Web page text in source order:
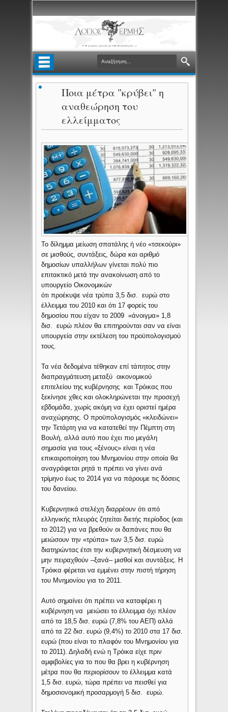
Ποια μέτρα "κρύβει" η
αναθεώρηση του
ελλείμματος
Το δίλημμα μείωση σπατάλης ή νέο «τσεκούρι»
σε μισθούς, συντάξεις, δώρα και αριθμό
δημοσίων υπαλλήλων γίνεται πολύ πιο
επιτακτικό μετά την ανακοίνωση από το
υπουργείο Οικονομικών
ότι προέκυψε νέα τρύπα 3,5 δισ. ευρώ στο
έλλειμμα του 2010 και ότι 17 φορείς του
δημοσίου που είχαν το 2009 «άνοιγμα» 1,8
δισ. ευρώ πλέον θα επιτηρούνται σαν να είναι
υπουργεία στην εκτέλεση του προϋπολογισμού
τους.
Τα νέα δεδομένα τέθηκαν επί τάπητος στην
διαπραγμάτευση μεταξύ οικονομικού
επιτελείου της κυβέρνησης και Τρόικας που
ξεκίνησε χθες και ολοκληρώνεται την προσεχή
εβδομάδα, χωρίς ακόμη να έχει οριστεί ημέρα
αναχώρησης. Ο προϋπολογισμός «κλειδώνει»
την Τετάρτη για να κατατεθεί την Πέμπτη στη
Βουλή, αλλά αυτό που έχει πιο μεγάλη
σημασία για τους «ξένους» είναι η νέα
επικαιροποίηση του Μνημονίου στην οποία θα
αναγράφεται ρητά τι πρέπει να γίνει ανά
τρίμηνο έως το 2014 για να πάρουμε τις δόσεις
του δανείου.
Κυβερνητικά στελέχη διαρρέουν ότι από
ελληνικής πλευράς ζητείται διετής περίοδος (και
το 2012) για να βρεθούν οι δαπάνες που θα
μειώσουν την «τρύπα» των 3,5 δισ. ευρώ
διατηρώντας έτσι την κυβερνητική δέσμευση να
μην πειραχθούν –ξανά– μισθοί και συντάξεις. Η
Τρόικα φέρεται να εμμένει στην πιστή τήρηση
του Μνημονίου για το 2011.
Αυτό σημαίνει ότι πρέπει να καταφέρει η
κυβέρνηση να μειώσει το έλλειμμα όχι πλέον
από τα 18,5 δισ. ευρώ (7,8% του ΑΕΠ) αλλά
από τα 22 δισ. ευρώ (9,4%) το 2010 στα 17 δισ.
ευρώ (που είναι το πλαφόν του Μνημονίου για
το 2011). Δηλαδή ενώ η Τρόικα είχε πριν
αμφιβολίες για το που θα βρει η κυβέρνηση
μέτρα που θα περιορίσουν το έλλειμμα κατά
1,5 δισ. ευρώ, τώρα πρέπει να πεισθεί για
δημοσιονομική προσαρμογή 5 δισ. ευρώ.